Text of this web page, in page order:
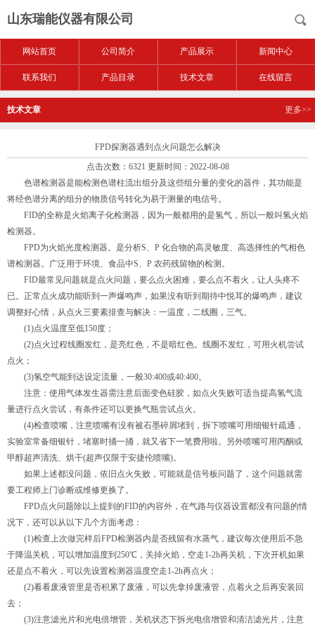
山东瑞能仪器有限公司
网站首页 公司简介 产品展示 新闻中心
联系我们 产品目录 技术文章 在线留言
技术文章 更多>>
FPD探测器遇到点火问题怎么解决
点击次数：6321 更新时间：2022-08-08
色谱检测器是能检测色谱柱流出组分及这些组分量的变化的器件，其功能是
将经色谱分离的组分的物质信号转化为易于测量的电信号。
FID的全称是火焰离子化检测器，因为一般都用的是氢气，所以一般叫氢火焰
检测器。
FPD为火焰光度检测器。是分析S、P 化合物的高灵敏度、高选择性的气相色
谱检测器。广泛用于环境、食品中S、P 农药残留物的检测。
FID最常见问题就是点火问题，要么点火困难，要么点不着火，让人头疼不
已。正常点火成功能听到一声爆鸣声，如果没有听到期待中悦耳的爆鸣声，建议
调整好心情，从点火三要素排查与解决：一温度，二线圈，三气。
(1)点火温度至低150度；
(2)点火过程线圈发红，是亮红色，不是暗红色。线圈不发红，可用火机尝试
点火；
(3)氢空气能到达设定流量，一般30:400或40:400。
注意：使用气体发生器需注意后面变色硅胶，如点火失败可适当提高氢气流
量进行点火尝试，有条件还可以更换气瓶尝试点火。
(4)检查喷嘴，注意喷嘴有没有被石墨碎屑堵到，拆下喷嘴可用细银针疏通，
实验室常备细银针，堵塞时捅一捅，就又省下一笔费用啦。另外喷嘴可用丙酮或
甲醇超声清洗、烘干(超声仅限于安捷伦喷嘴)。
如果上述都没问题，依旧点火失败，可能就是信号板问题了，这个问题就需
要工程师上门诊断或维修更换了。
FPD点火问题除以上提到的FID的内容外，在气路与仪器设置都没有问题的情
况下，还可以从以下几个方面考虑：
(1)检查上次做完样后FPD检测器内是否残留有水蒸气，建议每次使用后不急
于降温关机，可以增加温度到250℃，关掉火焰，空走1-2h再关机，下次开机如果
还是点不着火，可以先设置检测器温度空走1-2h再点火；
(2)看看废液管里是否积累了废液，可以先拿掉废液管，点着火之后再安装回
去；
(3)注意滤光片和光电倍增管，关机状态下拆光电倍增管和清洁滤光片，注意